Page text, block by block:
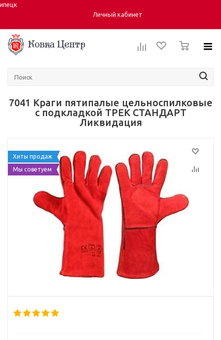
Город:
Личный кабинет
7041 Краги пятипалые цельноспилковые
с подкладкой ТРЕК СТАНДАРТ
Ликвидация
Хиты продаж
Мы советуем